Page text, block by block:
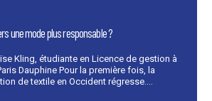
une mode plus responsable ?
Kling, étudiante en Licence de gestion à
Dauphine Pour la première fois, la
de textile en Occident régresse....